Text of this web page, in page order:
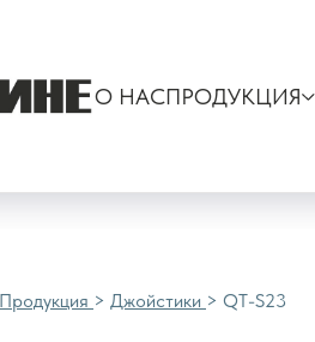
О НАСПРОДУКЦИЯ
Продукция > Джойстики > QT-S23